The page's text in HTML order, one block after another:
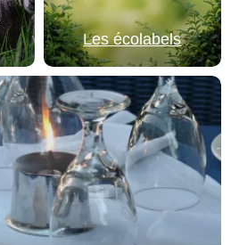
Les écolabels